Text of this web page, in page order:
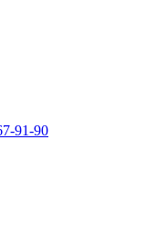
91-90